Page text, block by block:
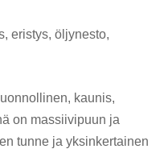
eristys, öljynesto,
kaunis,
on massiivipuun ja
tunne ja yksinkertainen